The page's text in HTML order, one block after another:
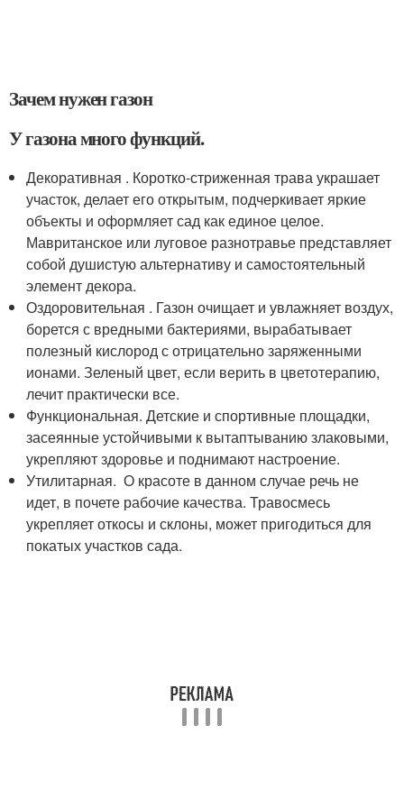
Зачем нужен газон
У газона много функций.
Декоративная . Коротко-стриженная трава украшает
участок, делает его открытым, подчеркивает яркие
объекты и оформляет сад как единое целое.
Мавританское или луговое разнотравье представляет
собой душистую альтернативу и самостоятельный
элемент декора.
Оздоровительная . Газон очищает и увлажняет воздух,
борется с вредными бактериями, вырабатывает
полезный кислород с отрицательно заряженными
ионами. Зеленый цвет, если верить в цветотерапию,
лечит практически все.
Функциональная. Детские и спортивные площадки,
засеянные устойчивыми к вытаптыванию злаковыми,
укрепляют здоровье и поднимают настроение.
Утилитарная. О красоте в данном случае речь не
идет, в почете рабочие качества. Травосмесь
укрепляет откосы и склоны, может пригодиться для
покатых участков сада.